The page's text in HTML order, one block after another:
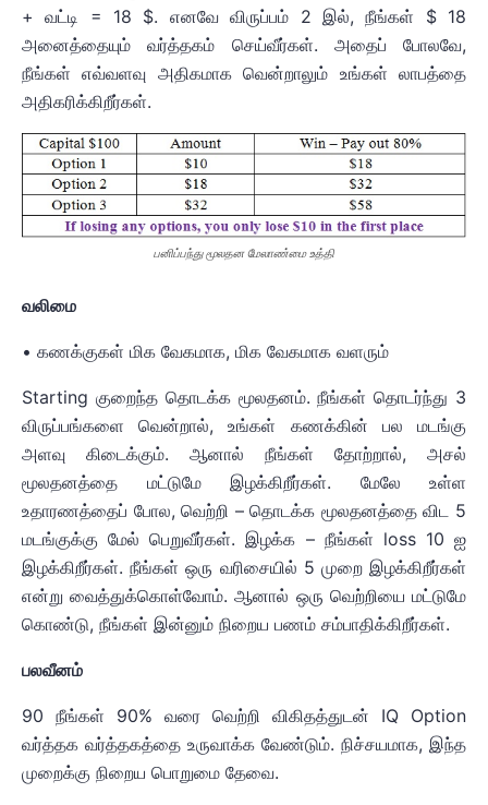
+ வட்டி = 18 $. எனவே விருப்பம் 2 இல், நீங்கள் $ 18
அனைத்தையும் வர்த்தகம் செய்வீர்கள். அதைப் போலவே,
நீங்கள் எவ்வளவு அதிகமாக வென்றாலும் உங்கள் லாபத்தை
அதிகரிக்கிறீர்கள்.
பனிப்பந்து மூலதன மேலாண்மை உத்தி
வலிமை
• கணக்குகள் மிக வேகமாக, மிக வேகமாக வளரும்
Starting குறைந்த தொடக்க மூலதனம். நீங்கள் தொடர்ந்து 3
விருப்பங்களை வென்றால், உங்கள் கணக்கின் பல மடங்கு
அளவு கிடைக்கும். ஆனால் நீங்கள் தோற்றால், அசல்
மூலதனத்தை மட்டுமே இழக்கிறீர்கள். மேலே உள்ள
உதாரணத்தைப் போல, வெற்றி – தொடக்க மூலதனத்தை விட 5
மடங்குக்கு மேல் பெறுவீர்கள். இழக்க – நீங்கள் loss 10 ஐ
இழக்கிறீர்கள். நீங்கள் ஒரு வரிசையில் 5 முறை இழக்கிறீர்கள்
என்று வைத்துக்கொள்வோம். ஆனால் ஒரு வெற்றியை மட்டுமே
கொண்டு, நீங்கள் இன்னும் நிறைய பணம் சம்பாதிக்கிறீர்கள்.
பலவீனம்
90 நீங்கள் 90% வரை வெற்றி விகிதத்துடன் IQ Option
வர்த்தக வர்த்தகத்தை உருவாக்க வேண்டும். நிச்சயமாக, இந்த
முறைக்கு நிறைய பொறுமை தேவை.